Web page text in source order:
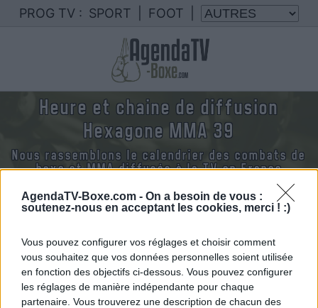
AgendaTV-Boxe.com - On a besoin de vous :
soutenez-nous en acceptant les cookies, merci ! :)
Vous pouvez configurer vos réglages et choisir comment
vous souhaitez que vos données personnelles soient utilisée
en fonction des objectifs ci-dessous. Vous pouvez configurer
les réglages de manière indépendante pour chaque
partenaire. Vous trouverez une description de chacun des
PROG TV : SPORT FOOT
Heure et chaine de diffusion
Hexagone MMA 39
Nous rassemblons le calendrier des combats de
boxe et MMA diffusés à la TV en France
Vendredi 06 février 2026
21h00